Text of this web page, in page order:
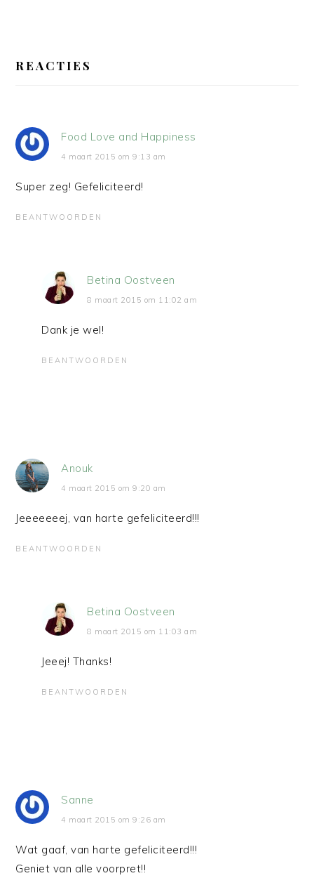
INTERACTIES
REACTIES
Food Love and Happiness
4 maart 2015 om 9:13 am
Super zeg! Gefeliciteerd!
BEANTWOORDEN
Betina Oostveen
8 maart 2015 om 11:02 am
Dank je wel!
BEANTWOORDEN
Anouk
4 maart 2015 om 9:20 am
Jeeeeeeej, van harte gefeliciteerd!!!
BEANTWOORDEN
Betina Oostveen
8 maart 2015 om 11:03 am
Jeeej! Thanks!
BEANTWOORDEN
Sanne
4 maart 2015 om 9:26 am
Wat gaaf, van harte gefeliciteerd!!!
Geniet van alle voorpret!!